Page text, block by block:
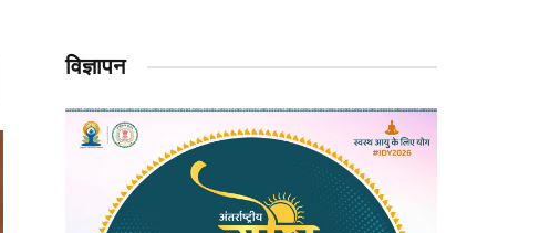
विज्ञापन